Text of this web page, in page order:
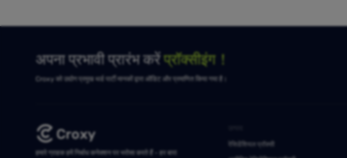
अपना प्रभावी प्रारंभ करेंप्रॉक्सीइंग！
Croxy को उद्योग प्रमुख थर्ड पार्टी मानकों द्वारा ऑडिट और प्रमाणित किया गया है।
हमारे ग्राहक हमें निर्बाध कनेक्शन पर भरोसा करते हैं - हर बार!
रेसिडेंशियल प्रॉक्सी